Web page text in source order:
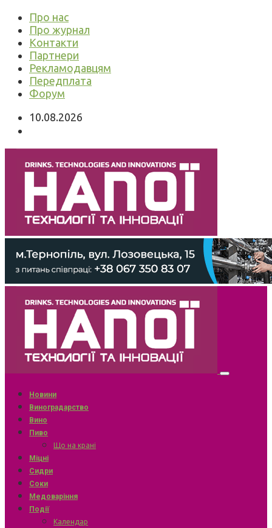
Про нас
Про журнал
Контакти
Партнери
Рекламодавцям
Передплата
Форум
10.08.2026
Новини
Виноградарство
Вино
Пиво
Що на крані
Міцні
Сидри
Соки
Медоваріння
Події
Календар